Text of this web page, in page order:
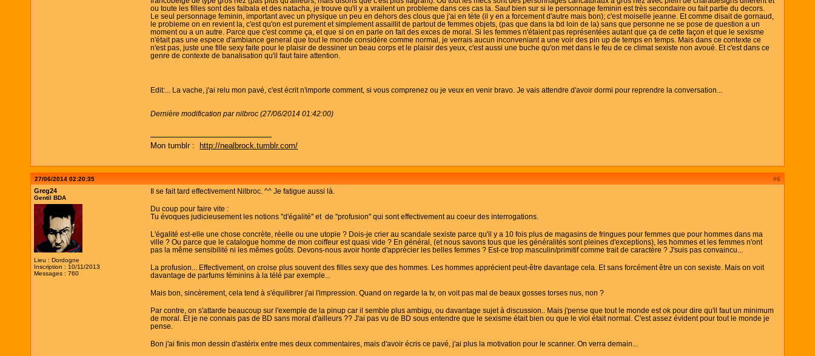
ou toute les filles sont des falbala et des natacha, je trouve qu'il y a vrailent un probleme dans ces cas la. Sauf bien sur si le personnage feminin est très secondaire ou fait partie du decors.
Le seul personnage feminin, important avec un physique un peu en dehors des clous que j'ai en tète (il y en a forcement d'autre mais bon); c'est moiselle jeanne. Et comme disait de gornaud,
le probleme on en revient la, c'est qu'on est purement et simplement assaillit de partout de femmes objets, (pas que dans la bd loin de la) sans que personne ne se pose de question a un
moment ou a un autre. Parce que c'est comme ça, et que si on en parle on fait des exces de moral. Si les femmes n'étaient pas représentées autant que ça de cette façon et que le sexisme
n'était pas une espece d'ambiance general que tout le monde considère comme normal, je verrais aucun inconveniant a une voir des pin up de temps en temps. Mais dans ce contexte ce
n'est pas, juste une fille sexy faite pour le plaisir de dessiner un beau corps et le plaisir des yeux, c'est aussi une buche qu'on met dans le feu de ce climat sexiste non avoué. Et c'est dans ce
genre de contexte de banalisation qu'il faut faire attention.
Edit:... La vache, j'ai relu mon pavé, c'est écrit n'importe comment, si vous comprenez ou je veux en venir bravo. Je vais attendre d'avoir dormi pour reprendre la conversation...
Dernière modification par nilbroc (27/06/2014 01:42:00)
Mon tumblr : http://nealbrock.tumblr.com/
#6
27/06/2014 02:20:35
Greg24
Gentil BDA
Lieu : Dordogne
Inscription : 10/11/2013
Messages : 760
Il se fait tard effectivement Nilbroc. ^^ Je fatigue aussi là.
Du coup pour faire vite :
Tu évoques judicieusement les notions "d'égalité" et de "profusion" qui sont effectivement au coeur des interrogations.
L'égalité est-elle une chose concrète, réelle ou une utopie ? Dois-je crier au scandale sexiste parce qu'il y a 10 fois plus de magasins de fringues pour femmes que pour hommes dans ma
ville ? Ou parce que le catalogue homme de mon coiffeur est quasi vide ? En général, (et nous savons tous que les généralités sont pleines d'exceptions), les hommes et les femmes n'ont
pas la même sensibilité ni les mêmes goûts. Devons-nous avoir honte d'apprécier les belles femmes ? Est-ce trop masculin/primitif comme trait de caractère ? J'suis pas convaincu...
La profusion... Effectivement, on croise plus souvent des filles sexy que des hommes. Les hommes apprécient peut-être davantage cela. Et sans forcément être un con sexiste. Mais on voit
davantage de parfums féminins à la télé par exemple...
Mais bon, sincèrement, cela tend à s'équilibrer j'ai l'impression. Quand on regarde la tv, on voit pas mal de beaux gosses torses nus, non ?
Par contre, on s'attarde beaucoup sur l'exemple de la pinup car il semble plus ambigu, ou davantage sujet à discussion.. Mais j'pense que tout le monde est ok pour dire qu'il faut un minimum
de moral. Et je ne connais pas de BD sans moral d'ailleurs ?? J'ai pas vu de BD sous entendre que le sexisme était bien ou que le viol était normal. C'est assez évident pour tout le monde je
pense.
Bon j'ai finis mon dessin d'astérix entre mes deux commentaires, mais d'avoir écris ce pavé, j'ai plus la motivation pour le scanner. On verra demain...